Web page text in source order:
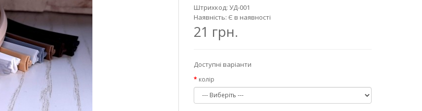
Штрихкод: УД-001
Наявність: Є в наявності
21 грн.
Доступні варіанти
колір